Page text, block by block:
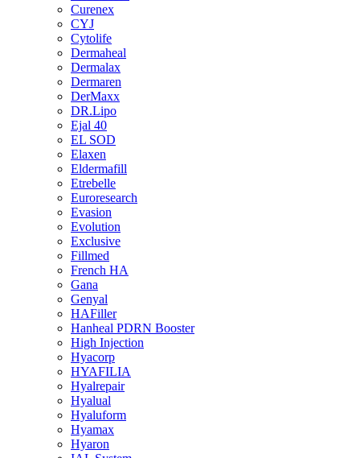
Curenex
CYJ
Cytolife
Dermaheal
Dermalax
Dermaren
DerMaxx
DR.Lipo
Ejal 40
EL SOD
Elaxen
Eldermafill
Etrebelle
Euroresearch
Evasion
Evolution
Exclusive
Fillmed
French HA
Gana
Genyal
HAFiller
Hanheal PDRN Booster
High Injection
Hyacorp
HYAFILIA
Hyalrepair
Hyalual
Hyaluform
Hyamax
Hyaron